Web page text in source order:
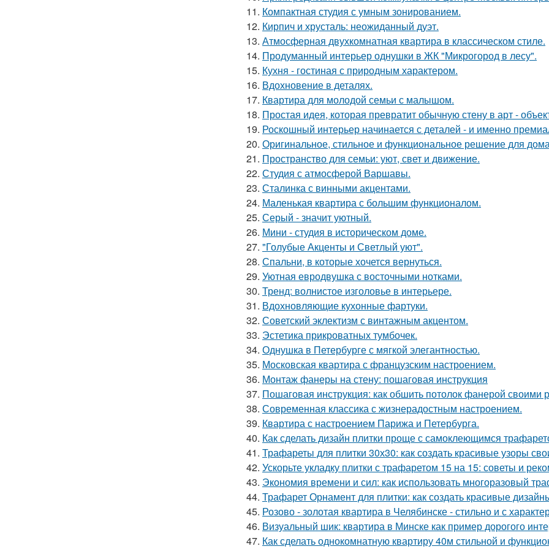
11. Компактная студия с умным зонированием.
12. Кирпич и хрусталь: неожиданный дуэт.
13. Атмосферная двухкомнатная квартира в классическом стиле.
14. Продуманный интерьер однушки в ЖК "Микрогород в лесу".
15. Кухня - гостиная с природным характером.
16. Вдохновение в деталях.
17. Квартира для молодой семьи с малышом.
18. Простая идея, которая превратит обычную стену в арт -
19. Роскошный интерьер начинается с деталей - и именно
20. Оригинальное, стильное и функциональное решение для
21. Пространство для семьи: уют, свет и движение.
22. Студия с атмосферой Варшавы.
23. Сталинка с винными акцентами.
24. Маленькая квартира с большим функционалом.
25. Серый - значит уютный.
26. Мини - студия в историческом доме.
27. "Голубые Акценты и Светлый уют".
28. Спальни, в которые хочется вернуться.
29. Уютная евродвушка с восточными нотками.
30. Тренд: волнистое изголовье в интерьере.
31. Вдохновляющие кухонные фартуки.
32. Советский эклектизм с винтажным акцентом.
33. Эстетика прикроватных тумбочек.
34. Однушка в Петербурге с мягкой элегантностью.
35. Московская квартира с французским настроением.
36. Монтаж фанеры на стену: пошаговая инструкция
37. Пошаговая инструкция: как обшить потолок фанерой своими
38. Современная классика с жизнерадостным настроением.
39. Квартира с настроением Парижа и Петербурга.
40. Как сделать дизайн плитки проще с самоклеющимся
41. Трафареты для плитки 30х30: как создать красивые узоры
42. Ускорьте укладку плитки с трафаретом 15 на 15: советы и
43. Экономия времени и сил: как использовать многоразовый
44. Трафарет Орнамент для плитки: как создать красивые
45. Розово - золотая квартира в Челябинске - стильно и с
46. Визуальный шик: квартира в Минске как пример дорогого
47. Как сделать однокомнатную квартиру 40м стильной и